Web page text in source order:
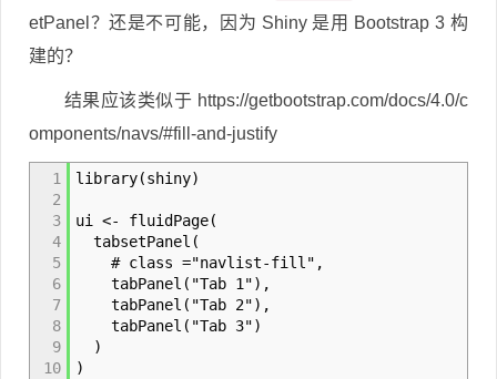
etPanel？还是不可能，因为 Shiny 是用 Bootstrap 3 构
建的？
结果应该类似于 https://getbootstrap.com/docs/4.0/c
omponents/navs/#fill-and-justify
1
2
3
4
5
6
7
8
9
10
library(shiny)
ui <- fluidPage(
tabsetPanel(
# class ="navlist-fill",
tabPanel("Tab 1"),
tabPanel("Tab 2"),
tabPanel("Tab 3")
)
)